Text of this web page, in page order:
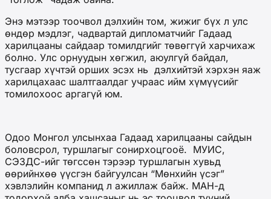
Энэ мэтээр тоочвол дэлхийн том, жижиг бүх л улс
өндөр мэдлэг, чадвартай дипломатчийг Гадаад
харилцааны сайдаар томилдгийг төвөггүй харчихаж
болно. Улс орнуудын хөгжил, аюулгүй байдал,
тусгаар хүчтэй орших эсэх нь дэлхийтэй хэрхэн яаж
харилцахаас шалтгаалдаг учраас ийм хүмүүсийг
томилохоос аргагүй юм.
Одоо Монгол улсынхаа Гадаад харилцааны сайдын
боловсрол, туршлагыг сонирхоцгооё. МУИС,
СЭЗДС-ийг төгссөн тэрээр туршлагын хувьд
өөрийнхөө үүсгэн байгуулсан “Мөнхийн үсэг”
хэвлэлийн компанид л ажиллаж байж. МАН-д